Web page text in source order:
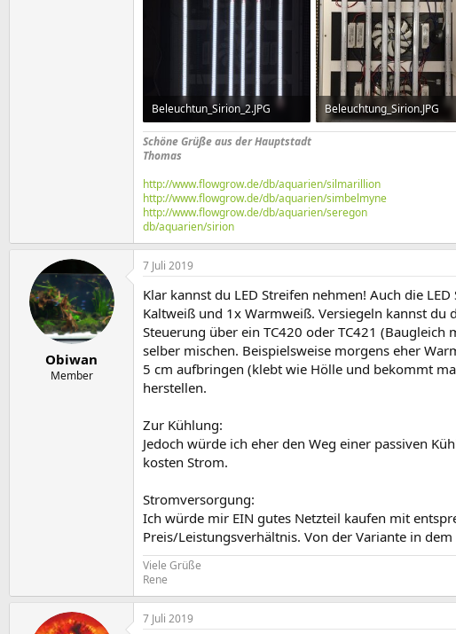
Beleuchtun_Sirion_2.JPG
35,3 KB · Aufrufe: 858
Beleuchtung_Sirion.JPG
75,6 KB · Aufrufe: 847
Schöne Grüße aus der Hauptstadt
Thomas
http://www.flowgrow.de/db/aquarien/silmarillion
http://www.flowgrow.de/db/aquarien/simbelmyne
http://www.flowgrow.de/db/aquarien/seregon
db/aquarien/sirion
Obiwan
Member
7 Juli 2019
Klar kannst du LED Streifen nehmen! Auch die
Kaltweiß und 1x Warmweiß. Versiegeln kannst du
Steuerung über ein TC420 oder TC421
selber mischen. Beispielsweise morgens eher
5 cm aufbringen (klebt wie Hölle und bekommt
herstellen.
Zur Kühlung:
Jedoch würde ich eher den Weg einer passiven
kosten Strom.
Stromversorgung:
Ich würde mir EIN gutes Netzteil kaufen mit
Preis/Leistungsverhältnis. Von der Variante in
Viele Grüße
Rene
7 Juli 2019